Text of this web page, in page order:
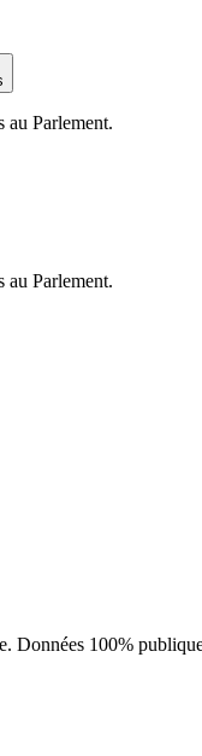
au Parlement.
au Parlement.
Données 100%